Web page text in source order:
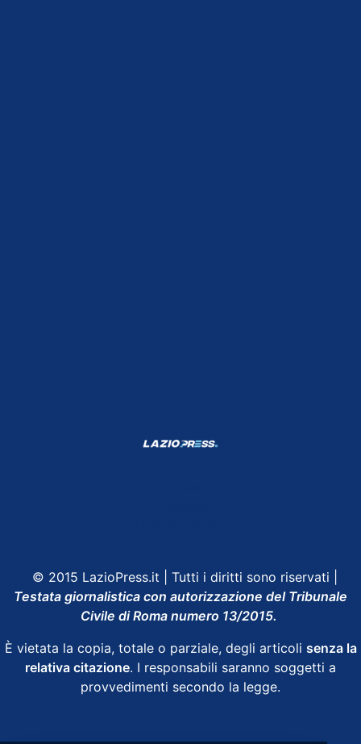
© 2015 LazioPress.it | Tutti i diritti sono riservati |
Testata giornalistica con autorizzazione del Tribunale
Civile di Roma numero 13/2015.
È vietata la copia, totale o parziale, degli articoli senza la
relativa citazione. I responsabili saranno soggetti a
provvedimenti secondo la legge.